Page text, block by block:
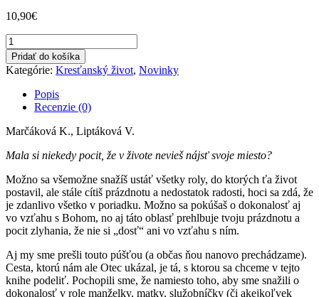
10,90€
množstvo
30
dňová
cesta
dcéry
Kráľa
Pridať do košíka
Kategórie: Kresťanský život, Novinky
Popis
Recenzie (0)
Marčáková K., Liptáková V.
Mala si niekedy pocit, že v živote nevieš nájsť svoje miesto?
Možno sa všemožne snažíš ustáť všetky roly, do ktorých ťa život
postavil, ale stále cítiš prázdnotu a nedostatok radosti, hoci sa zdá, že
je zdanlivo všetko v poriadku. Možno sa pokúšaš o dokonalosť aj
vo vzťahu s Bohom, no aj táto oblasť prehlbuje tvoju prázdnotu a
pocit zlyhania, že nie si „dosť“ ani vo vzťahu s ním.
Aj my sme prešli touto púšťou (a občas ňou nanovo prechádzame).
Cesta, ktorú nám ale Otec ukázal, je tá, s ktorou sa chceme v tejto
knihe podeliť. Pochopili sme, že namiesto toho, aby sme snažili o
dokonalosť v role manželky, matky, služobníčky (či akejkoľvek